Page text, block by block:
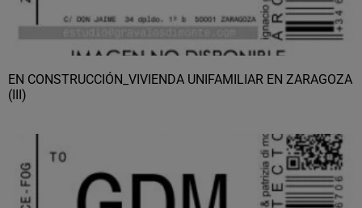
EN CONSTRUCCIÓN_VIVIENDA UNIFAMILIAR EN ZARAGOZA
(III)